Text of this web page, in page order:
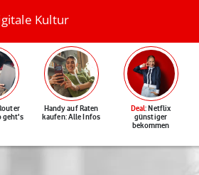
Kultur
geht's
Handy auf Raten
kaufen: Alle Infos
Deal: Netflix
günstiger
bekommen